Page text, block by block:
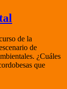
de la
de
¿Cuáles
que